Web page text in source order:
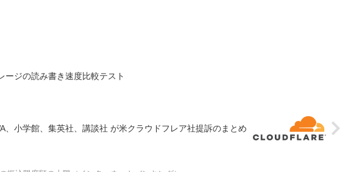
ージの読み書き速度比較テスト
、小学館、集英社、講談社 が米クラウドフレア社提訴のまとめ